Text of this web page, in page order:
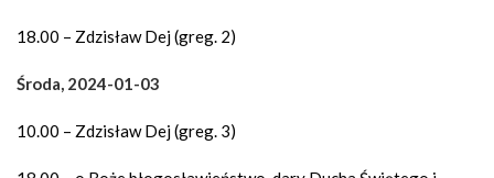
18.00 – Zdzisław Dej (greg. 2)
Środa, 2024-01-03
10.00 – Zdzisław Dej (greg. 3)